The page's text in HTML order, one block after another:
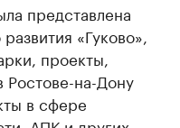
представлена
«Гуково»,
проекты,
Ростове-на-Дону
в сфере